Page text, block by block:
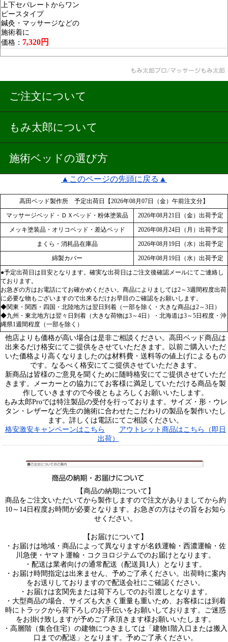
上下セパレートからワン
ピースタイプ
鍼灸・マッサージなどの
施術着に
価格： 7,320円
ご注文について
もみ太郎について
施術ベッドの選び方
▲このページの先頭に戻る▲
高田ベッド製作所 予定出荷日【2026年08月07日（金）午前注文分】
マッサージベッド・ＤＸベッド・粉体塗装品
2026年08月21日（金）出荷予定
メッキ塗装品・オリコベッド・差込ベッド
2026年08月24日（月）出荷予定
まくら・消耗品在庫品
2026年08月19日（水）出荷予定
綿製カバー
2026年08月19日（水）出荷予定
●予定出荷日は目安となります。確実な出荷日はご注文後確認メールにてご連絡し
ております。
お急ぎの方はお電話にてお確かめください。商品によりましては2～3週間程度出荷
に必要な物もございますので出来るだけお早目のご確認をお願いします。
◆関東・関西・四国・北陸地方は翌日到着（一部を除く・大きな商品は2～3日）
◆九州・東北地方は翌々日到着（大きな荷物は3～4日）・北海道は3～5日程度・沖
縄県1週間程度（一部を除く）
他店よりも価格が高い場合は是非ご相談ください。高田ベッド商品は
出来るだけ格安にてご提供をさせていただきます。以前ご購入いただ
いた価格より高くなりましたのは材料費・送料等の値上げによるもの
です。なるべく格安にてご提供させていただきます。
新商品は皆様のご意見を聞くために随時格安にてご提供させていただ
きます。メーカーとの協力にてお客様に満足していただける商品を製
作していきますので今後ともよろしくお願いいたします。
もみ太郎Proでは特注製品の受付を行っております。サイズ・形・ウレ
タン・レザーなど先生の施術に合わせたこだわりの製品を製作いたし
ます。詳しくは電話にてご相談ください。
格安激安キャンペーンはこちら
アウトレット商品はこちら（即日
出荷）
【商品の納期について】
商品をご注文いただいてから製作しますので注文がありましてから約
10～14日程度お時間が必要となります。お急ぎの方はその旨をお知ら
せください。
【お届けについて】
・お届けは地域・商品によって異なりますが名鉄運輸・西濃運輸・佐
川急便・ヤマト運輸・コクヨロジテムでのお届けとなります。
・配送は業者向けの通常配送（配送員1人）となります。
・お届け時間指定は出来ません、予めご了承ください。出荷時に案内
をお送りしておりますので配送会社にご確認ください。
・お届けは玄関先または荷下ろしでのお引渡しとなります。
・大型商品の場合、サイズも大きく重量も重いため、お客様には到着
時にトラックから荷下ろしのお手伝いをお願いしております。ご迷惑
をお掛け致しますが予めご了承頂きます様お願いいたします。
・高層階（集合住宅）の建物につきましては「建物1階入口または搬入
口までの配送」となります。予めご了承ください。